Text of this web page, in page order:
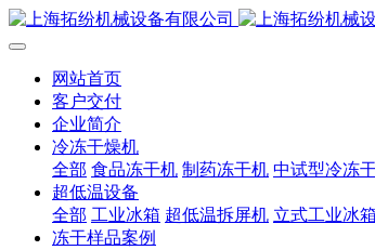
网站首页
客户交付
企业简介
冷冻干燥机
全部 食品冻干机 制药冻干机 中试型冷冻
超低温设备
全部 工业冰箱 超低温拆屏机 立式工业冰箱
冻干样品案例